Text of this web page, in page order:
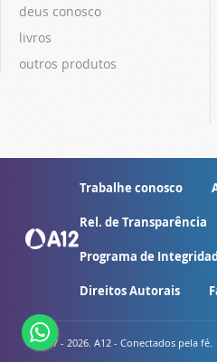
deus conosco
livros
outros produtos
Trabalhe conosco
Rel. de Transparência
Programa de
Direitos Autorais
© 2007 - 2026. A12 - Conectados pela fé.